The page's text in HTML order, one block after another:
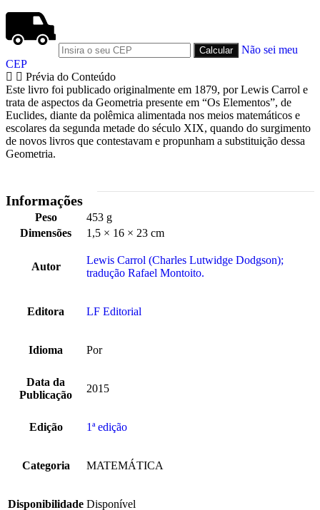
Não sei meu
CEP
Prévia do Conteúdo
Este livro foi publicado originalmente em 1879, por Lewis Carrol e
trata de aspectos da Geometria presente em “Os Elementos”, de
Euclides, diante da polêmica alimentada nos meios matemáticos e
escolares da segunda metade do século XIX, quando do surgimento
de novos livros que contestavam e propunham a substituição dessa
Geometria.
Informações
Peso
453 g
Dimensões
1,5 × 16 × 23 cm
Autor
Lewis Carrol (Charles Lutwidge Dodgson);
tradução Rafael Montoito.
Editora LF Editorial
Idioma Por
Data da
Publicação
2015
Edição 1ª edição
Categoria MATEMÁTICA
Disponibilidade Disponível